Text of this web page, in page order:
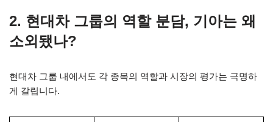
2. 현대차 그룹의 역할 분담, 기아는 왜
소외됐나?
현대차 그룹 내에서도 각 종목의 역할과 시장의 평가는 극명하
게 갈립니다.